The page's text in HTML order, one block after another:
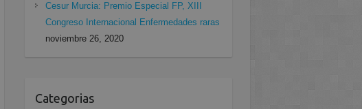
Cesur Murcia: Premio Especial FP, XIII
Congreso Internacional Enfermedades raras
noviembre 26, 2020
Categorias